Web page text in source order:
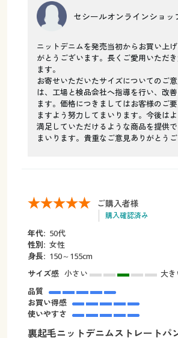
セシールオンラインショッ
ニットデニムを発売当初からお買い上
がとうございます。長くご愛用いただ
ます。
お寄せいただいたサイズについてのご
は、工場と検品会社へ指導を行い、改
ます。価格につきましてはお客様のご
ますよう努力してまいります。今後は
満足していただけるような商品を提供
まいります。貴重なご意見ありがとうご
ご購入者様
購入確認済み
年代: 50代
性別: 女性
身長: 150～155cm
サイズ感 小さい
大き
品質
お買い得感
使いやすさ
裏起毛ニットデニムストレートパ